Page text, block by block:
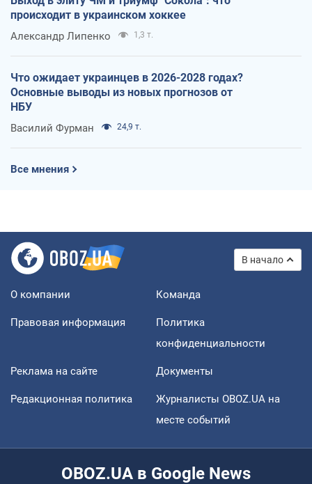
происходит в украинском хоккее
Александр Липенко 1,3 т.
Что ожидает украинцев в 2026-2028 годах?
Основные выводы из новых прогнозов от
НБУ
Василий Фурман 24,9 т.
Все мнения
В начало
О компании Команда
Правовая информация
Политика
конфиденциальности
Реклама на сайте Документы
Редакционная политика
Журналисты OBOZ.UA на
месте событий
OBOZ.UA в Google News